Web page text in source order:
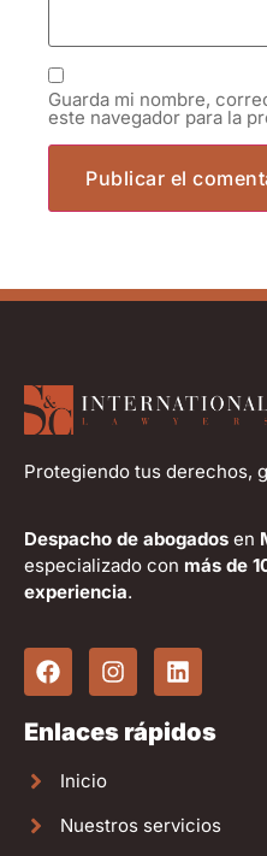
Guarda mi nombre,
este navegador para la
Protegiendo tus derechos,
Despacho de abogados en
especializado con más de
experiencia.
Enlaces rápidos
Inicio
Nuestros servicios